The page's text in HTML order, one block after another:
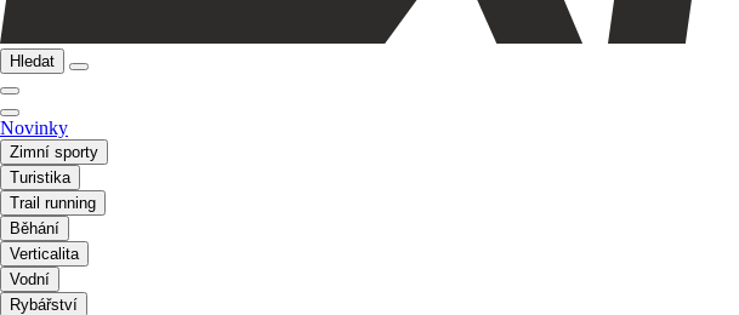
Hledat
Novinky
Zimní sporty
Turistika
Trail running
Běhání
Verticalita
Vodní
Rybářství